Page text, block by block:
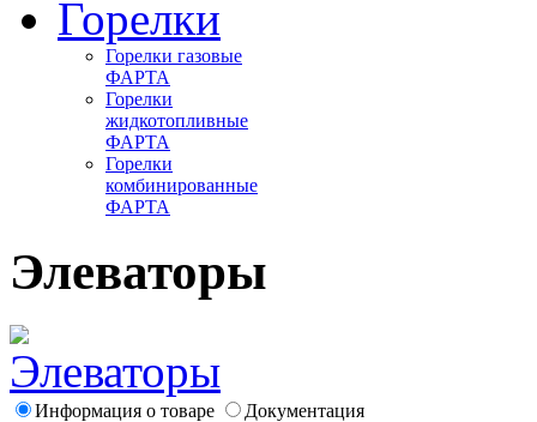
Горелки
Горелки газовые
ФАРТА
Горелки
жидкотопливные
ФАРТА
Горелки
комбинированные
ФАРТА
Элеваторы
Информация о товаре Документация